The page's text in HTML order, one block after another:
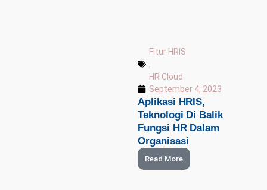
Fitur HRIS
,
HR Cloud
September 4, 2023
Aplikasi HRIS,
Teknologi Di Balik
Fungsi HR Dalam
Organisasi
Read More